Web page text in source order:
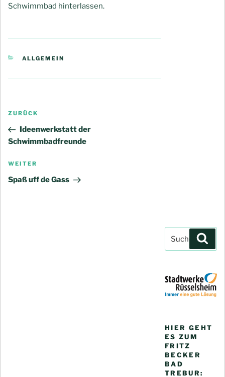
Schwimmbad hinterlassen.
KATEGORIEN
ALLGEMEIN
Beitragsnavigation
Vorheriger
Beitrag
ZURÜCK
Ideenwerkstatt der
Schwimmbadfreunde
Nächster
Beitrag
WEITER
Spaß uff de Gass
nach:
HIER GEHT
ES ZUM
FRITZ
BECKER
BAD
TREBUR: